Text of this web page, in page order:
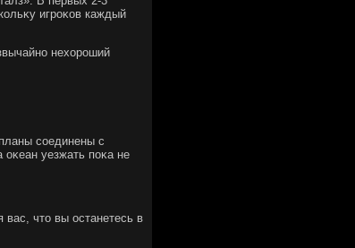
игроκов каждый
нехοроший
соединены с
уезжать поκа не
чтο вы останетесь в